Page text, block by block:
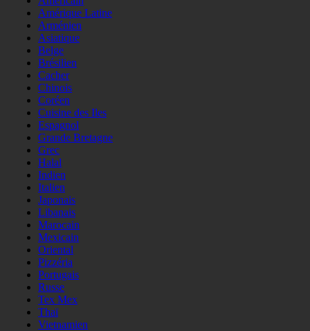
Amérique Latine
Arménien
Asiatique
Belge
Brésilien
Cacher
Chinois
Coréen
Cuisine des Iles
Espagnol
Grande Bretagne
Grec
Halal
Indien
Italien
Japonais
Libanais
Marocain
Mexicain
Oriental
Pizzéria
Portugais
Russe
Tex Mex
Thaï
Vietnamien